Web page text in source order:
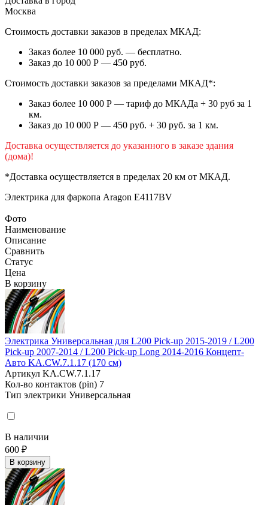
Москва
Стоимость доставки заказов в пределах МКАД:
Заказ более 10 000 руб. — бесплатно.
Заказ до 10 000 Р — 450 руб.
Стоимость доставки заказов за пределами МКАД*:
Заказ более 10 000 Р — тариф до МКАДа + 30 руб за 1
км.
Заказ до 10 000 Р — 450 руб. + 30 руб. за 1 км.
Доставка осуществляется до указанного в заказе здания
(дома)!
*Доставка осуществляется в пределах 20 км от МКАД.
Электрика для фаркопа Aragon E4117BV
Фото
Наименование
Описание
Сравнить
Статус
Цена
В корзину
Электрика Универсальная для L200 Pick-up 2015-2019 / L200
Pick-up 2007-2014 / L200 Pick-up Long 2014-2016 Концепт-
Авто KA.CW.7.1.17 (170 см)
Артикул KA.CW.7.1.17
Кол-во контактов (pin) 7
Тип электрики Универсальная
В наличии
600 ₽
В корзину